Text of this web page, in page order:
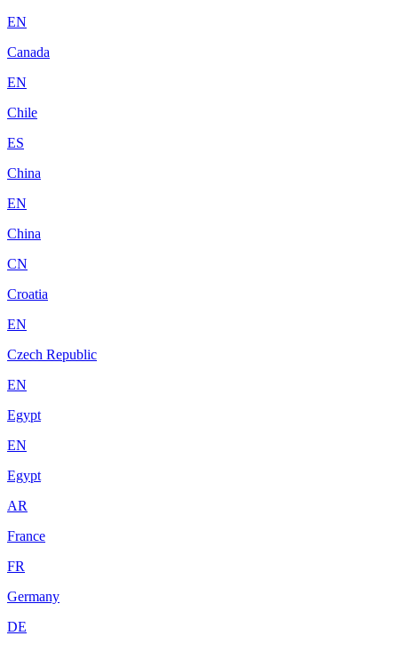
EN
Canada
EN
Chile
ES
China
EN
China
CN
Croatia
EN
Czech Republic
EN
Egypt
EN
Egypt
AR
France
FR
Germany
DE